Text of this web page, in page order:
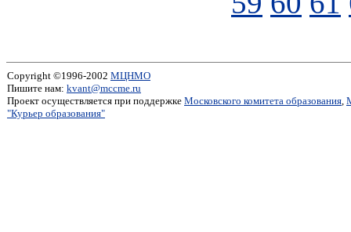
Copyright ©1996-2002 МЦНМО
Пишите нам: kvant@mccme.ru
Проект осуществляется при поддержке Московского комитета образования,
"Курьер образования"